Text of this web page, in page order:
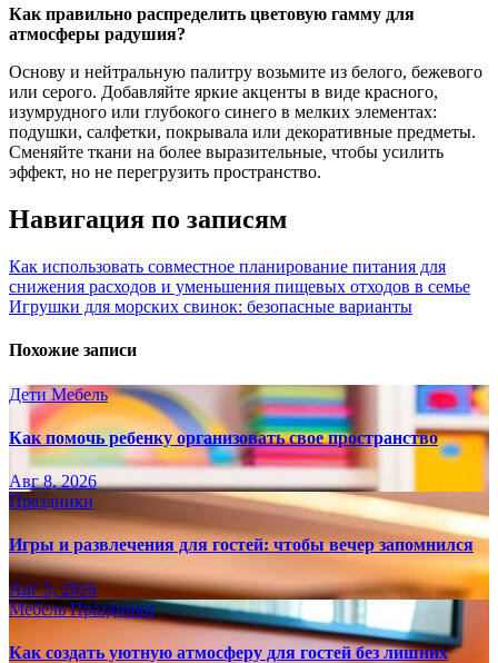
Как правильно распределить цветовую гамму для
атмосферы радушия?
Основу и нейтральную палитру возьмите из белого, бежевого
или серого. Добавляйте яркие акценты в виде красного,
изумрудного или глубокого синего в мелких элементах:
подушки, салфетки, покрывала или декоративные предметы.
Сменяйте ткани на более выразительные, чтобы усилить
эффект, но не перегрузить пространство.
Навигация по записям
Как использовать совместное планирование питания для
снижения расходов и уменьшения пищевых отходов в семье
Игрушки для морских свинок: безопасные варианты
Похожие записи
ДетиМебель
Как помочь ребенку организовать свое пространство
Авг 8, 2026
Праздники
Игры и развлечения для гостей: чтобы вечер запомнился
Авг 5, 2026
МебельПраздники
Как создать уютную атмосферу для гостей без лишних